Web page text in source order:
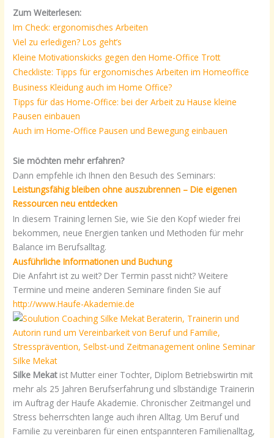
Zum Weiterlesen:
Im Check: ergonomisches Arbeiten
Viel zu erledigen? Los geht’s
Kleine Motivationskicks gegen den Home-Office Trott
Checkliste: Tipps für ergonomisches Arbeiten im Homeoffice
Business Kleidung auch im Home Office?
Tipps für das Home-Office: bei der Arbeit zu Hause kleine
Pausen einbauen
Auch im Home-Office Pausen und Bewegung einbauen
Sie möchten mehr erfahren?
Dann empfehle ich Ihnen den Besuch des Seminars:
Leistungsfähig bleiben ohne auszubrennen – Die eigenen
Ressourcen neu entdecken
In diesem Training lernen Sie, wie Sie den Kopf wieder frei
bekommen, neue Energien tanken und Methoden für mehr
Balance im Berufsalltag.
Ausführliche Informationen und Buchung
Die Anfahrt ist zu weit? Der Termin passt nicht? Weitere
Termine und meine anderen Seminare finden Sie auf
http://www.Haufe-Akademie.de
Silke Mekatist Mutter einer Tochter, Diplom Betriebswirtin mit
mehr als 25 Jahren Berufserfahrung und slbständige Trainerin
im Auftrag der Haufe Akademie. Chronischer Zeitmangel und
Stress beherrschten lange auch ihren Alltag. Um Beruf und
Familie zu vereinbaren für einen entspannteren Familienalltag,